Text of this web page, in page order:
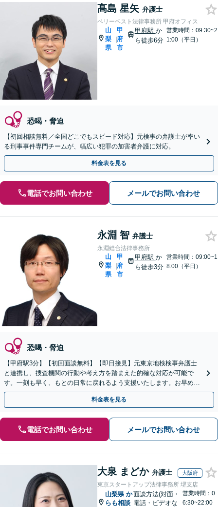
髙島 星矢 弁護士
ベリーベスト法律事務所 甲府オフィス
山
梨
県
|
甲
府
市
甲府駅 か
ら徒歩6分
営業時間：09:30~2
1:00（平日）
恐喝・脅迫
【初回相談無料／全国どこでもスピード対応】元検事の弁護士が率い
る刑事事件専門チームが、幅広い犯罪の加害者弁護に対応。
料金表を見る
電話でお問い合わせ メールでお問い合わせ
永淵 智 弁護士
永淵総合法律事務所
山
梨
県
|
甲
府
市
甲府駅 か
ら徒歩3分
営業時間：09:00~1
8:00（平日）
恐喝・脅迫
【甲府駅3分】【初回面談無料】【即日接見】元東京地検検事弁護士
と連携し、捜査機関の行動や考え方を踏まえた的確な対応が可能で
す。一刻も早く、もとの日常に戻れるよう支援いたします。お早めに
ご相談ください【休日・夜間面談可】【オンライン面談可】
料金表を見る
電話でお問い合わせ メールでお問い合わせ
大泉 まどか 弁護士 大阪府
東京スタートアップ法律事務所 堺支店
山梨県 か
らも相談
面談方法(対面・
電話・ビデオな
営業時間：0
6:30~22:00